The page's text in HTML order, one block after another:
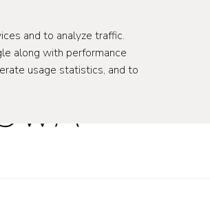
and to analyze traffic.
along with performance
usage statistics, and to